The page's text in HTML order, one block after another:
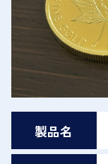
製品名